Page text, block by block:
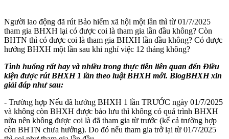
Người lao động đã rút Bảo hiểm xã hội một lần thì từ 01/7/2025
tham gia BHXH lại có được coi là tham gia lần đầu không? Còn
BHTN thì có được coi là tham gia BHXH lần đầu không? Có được
hưởng BHXH một lần sau khi nghỉ việc 12 tháng không?
Tình huống rất hay và nhiều trong thực tiễn liên quan đến Điều
kiện được rút BHXH 1 lần theo luật BHXH mới. BlogBHXH xin
giải đáp như sau:
- Trường hợp Nếu đã hưởng BHXH 1 lần TRƯỚC ngày 01/7/2025
và không còn BHXH được bảo lưu thì không có quá trình BHXH
nữa nên không được coi là đã tham gia từ trước (kể cả trường hợp
còn BHTN chưa hưởng). Do đó nếu tham gia trở lại từ 01/7/2025